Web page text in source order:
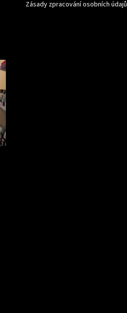
Zásady zpracování osobních údajů